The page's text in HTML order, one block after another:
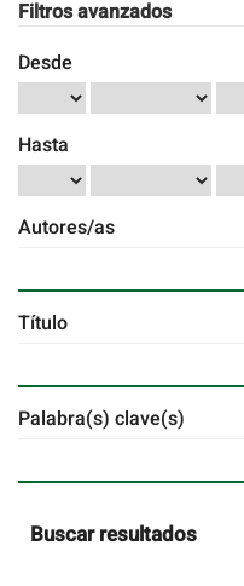
Filtros avanzados
Desde
Hasta
Autores/as
Título
Palabra(s) clave(s)
Buscar resultados